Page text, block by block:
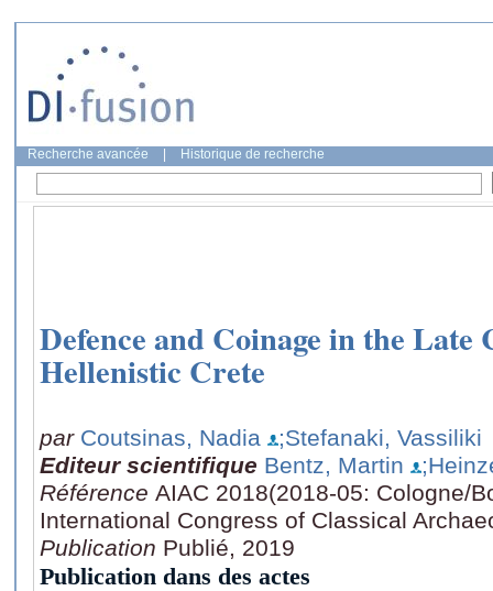
Recherche avancée Historique de recherche
Defence and Coinage in the Late
Hellenistic Crete
par Coutsinas, Nadia
;Stefanaki, Vassiliki
Editeur scientifique Bentz, Martin
Référence AIAC 2018(2018-05: Cologne/
International Congress of Classical
Publication Publié, 2019
Publication dans des actes